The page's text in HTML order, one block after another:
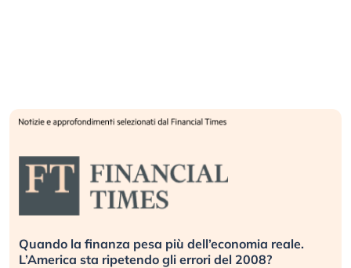
Russia e Cina pronti a spegnere Starlink. Gli
investitori stanno sottovalutando il rischio?